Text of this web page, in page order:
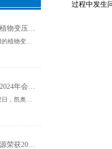
过程中发生
凯奥简析植物变压器油与天然酯绝缘油
给变压器用的植物变压器油学名叫天然酯绝缘油，具有良好的生物降解性和环境相容性。
凯奥能源2024年会盛典圆满结束
2024年2月2日，凯奥能源年会盛典如期举行。本次年会盛典分为年度总结大会和年会晚宴两个篇章，凯奥能源各位领导及全体员工齐聚一堂，共同回首2023年，展望2024年。
凯奥新能源荣获2023年度电力变压器“金球奖”优质供应商！